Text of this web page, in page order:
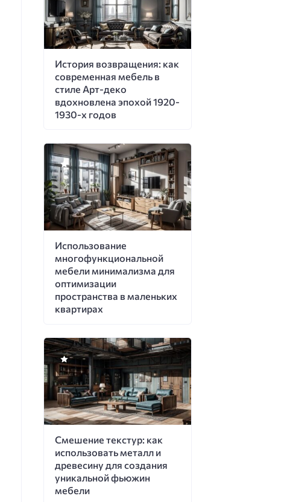
История возвращения: как
современная мебель в
стиле Арт-деко
вдохновлена эпохой 1920-
1930-х годов
Использование
многофункциональной
мебели минимализма для
оптимизации
пространства в маленьких
квартирах
Смешение текстур: как
использовать металл и
древесину для создания
уникальной фьюжин
мебели